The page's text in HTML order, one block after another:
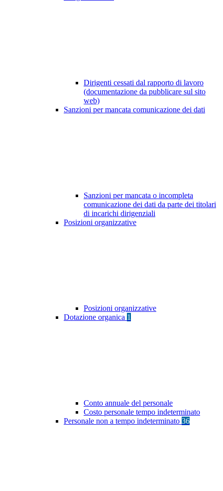
Dirigenti cessati dal rapporto di lavoro
(documentazione da pubblicare sul sito
web)
Sanzioni per mancata comunicazione dei dati
Sanzioni per mancata o incompleta
comunicazione dei dati da parte dei titolari
di incarichi dirigenziali
Posizioni organizzative
Posizioni organizzative
Dotazione organica 1
Conto annuale del personale
Costo personale tempo indeterminato
Personale non a tempo indeterminato 36